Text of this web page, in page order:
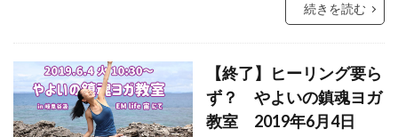
続きを読む
【終了】ヒーリング要ら
ず？ やよいの鎮魂ヨガ
教室 2019年6月4日